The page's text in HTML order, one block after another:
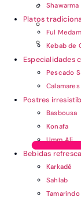
Shawarma
Platos
Ful
Kebab de
Especialidades
Pescado
Postres
Basbousa
Konafa
Umm Ali
Bebidas
Karkadé
Sahlab
Tamarindo